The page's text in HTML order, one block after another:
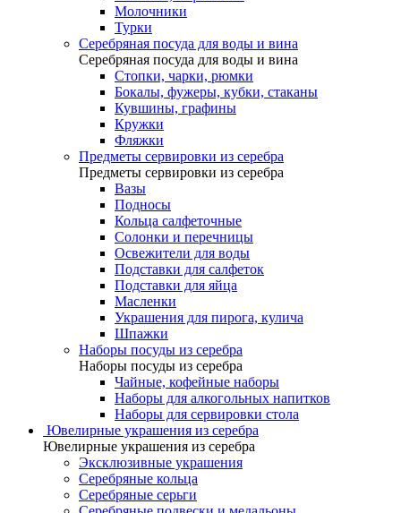
Молочники
Турки
Серебряная посуда для воды и вина
Серебряная посуда для воды и вина
Стопки, чарки, рюмки
Бокалы, фужеры, кубки, стаканы
Кувшины, графины
Кружки
Фляжки
Предметы сервировки из серебра
Предметы сервировки из серебра
Вазы
Подносы
Кольца салфеточные
Солонки и перечницы
Освежители для воды
Подставки для салфеток
Подставки для яйца
Масленки
Украшения для пирога, кулича
Шпажки
Наборы посуды из серебра
Наборы посуды из серебра
Чайные, кофейные наборы
Наборы для алкогольных напитков
Наборы для сервировки стола
Ювелирные украшения из серебра
Ювелирные украшения из серебра
Эксклюзивные украшения
Серебряные кольца
Серебряные серьги